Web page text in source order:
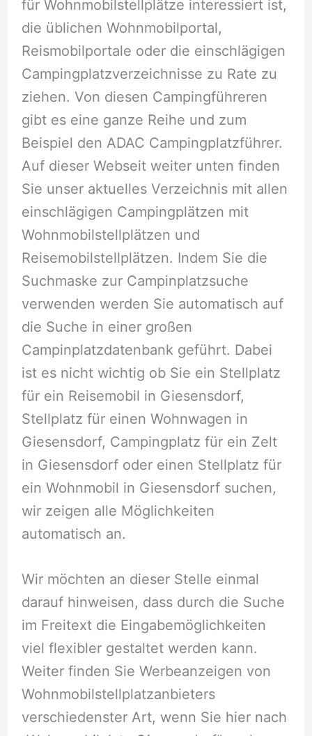
für Wohnmobilstellplätze interessiert ist,
die üblichen Wohnmobilportal,
Reismobilportale oder die einschlägigen
Campingplatzverzeichnisse zu Rate zu
ziehen. Von diesen Campingführeren
gibt es eine ganze Reihe und zum
Beispiel den ADAC Campingplatzführer.
Auf dieser Webseit weiter unten finden
Sie unser aktuelles Verzeichnis mit allen
einschlägigen Campingplätzen mit
Wohnmobilstellplätzen und
Reisemobilstellplätzen. Indem Sie die
Suchmaske zur Campinplatzsuche
verwenden werden Sie automatisch auf
die Suche in einer großen
Campinplatzdatenbank geführt. Dabei
ist es nicht wichtig ob Sie ein Stellplatz
für ein Reisemobil in Giesensdorf,
Stellplatz für einen Wohnwagen in
Giesensdorf, Campingplatz für ein Zelt
in Giesensdorf oder einen Stellplatz für
ein Wohnmobil in Giesensdorf suchen,
wir zeigen alle Möglichkeiten
automatisch an.
Wir möchten an dieser Stelle einmal
darauf hinweisen, dass durch die Suche
im Freitext die Eingabemöglichkeiten
viel flexibler gestaltet werden kann.
Weiter finden Sie Werbeanzeigen von
Wohnmobilstellplatzanbieters
verschiedenster Art, wenn Sie hier nach